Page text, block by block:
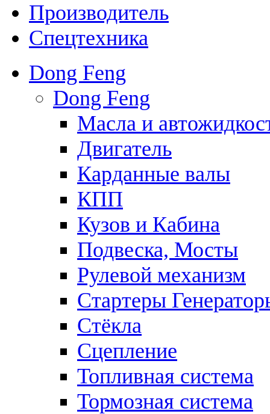
Производитель
Спецтехника
Dong Feng
Dong Feng
Масла и
Двигатель
Карданные валы
КПП
Кузов и Кабина
Подвеска, Мосты
Рулевой механизм
Стартеры
Стёкла
Сцепление
Топливная система
Тормозная система